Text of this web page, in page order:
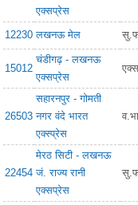
एक्सप्रेस
12230 लखनऊ मेल
15012
चंडीगढ़ - लखनऊ
एक्सप्रेस
एक्स
26503
सहारनपुर - गोमती
नगर वंदे भारत
एक्स्प्रेस
22454
मेरठ सिटी - लखनऊ
जं. राज्य रानी
एक्सप्रेस